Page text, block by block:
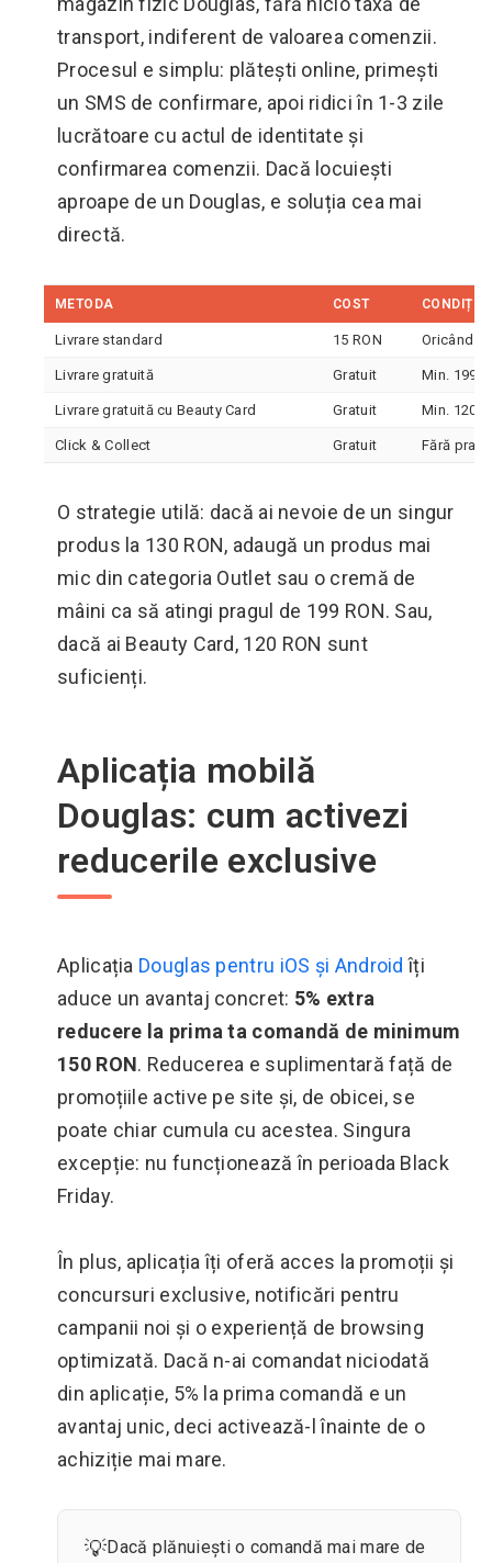
transport, indiferent de valoarea comenzii.
Procesul e simplu: plătești online, primești
un SMS de confirmare, apoi ridici în 1-3 zile
lucrătoare cu actul de identitate și
confirmarea comenzii. Dacă locuiești
aproape de un Douglas, e soluția cea mai
directă.
METODA COST CONDIȚIE
Livrare standard 15 RON Oricând
Livrare gratuită Gratuit Min. 199
Livrare gratuită cu Beauty Card Gratuit Min. 120
Click & Collect Gratuit Fără prag
O strategie utilă: dacă ai nevoie de un singur
produs la 130 RON, adaugă un produs mai
mic din categoria Outlet sau o cremă de
mâini ca să atingi pragul de 199 RON. Sau,
dacă ai Beauty Card, 120 RON sunt
suficienți.
Aplicația mobilă
Douglas: cum activezi
reducerile exclusive
Aplicația Douglas pentru iOS și Android îți
aduce un avantaj concret: 5% extra
reducere la prima ta comandă de minimum
150 RON. Reducerea e suplimentară față de
promoțiile active pe site și, de obicei, se
poate chiar cumula cu acestea. Singura
excepție: nu funcționează în perioada Black
Friday.
În plus, aplicația îți oferă acces la promoții și
concursuri exclusive, notificări pentru
campanii noi și o experiență de browsing
optimizată. Dacă n-ai comandat niciodată
din aplicație, 5% la prima comandă e un
avantaj unic, deci activează-l înainte de o
achiziție mai mare.
💡Dacă plănuiești o comandă mai mare de